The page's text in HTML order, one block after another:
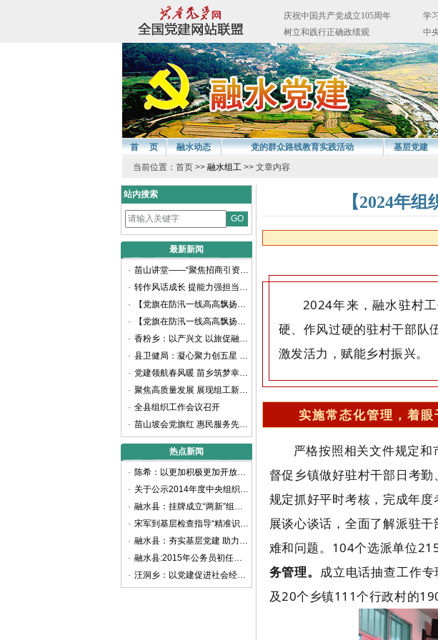
首 页 融水动态 党的群众路线教育实践活动 基层党建
当前位置：首页 >> 融水组工>> 文章内容
站内搜索
最新新闻
·
苗山讲堂——“聚焦招商引资 推动高质量发展”专题讲座顺利举办
·
转作风话成长 提能力强担当——融水苗族自治县召开2025年选调生座谈会
·
【党旗在防汛一线高高飘扬】防汛大考显担当 党员冲锋践初心（二）
·
【党旗在防汛一线高高飘扬】防汛大考显担当 党员冲锋践初心
·
香粉乡：以产兴文 以旅促融 铸牢中华民族共同体意识
·
县卫健局：凝心聚力创五星 党建引领护健康
·
党建领航春风暖 苗乡筑梦幸福长——县人社局以“四轮驱动”奏响惠民强音
·
聚焦高质量发展 展现组工新担当——2024年融水苗族自治县组织工作综述
· 全县组织工作会议召开
·
苗山坡会党旗红 惠民服务先锋行
热点新闻
·
陈希：以更加积极更加开放更加有效的人才政策 聚天下英才而用之
·
关于公示2014年度中央组织部代中央管理党费收支情况的通知
·
融水县：挂牌成立“两新”组织党工委
·
宋军到基层检查指导“精准识别”工作
·
融水县：夯实基层党建 助力精准扶贫
·
融水县:2015年公务员初任培训班开班
·
汪洞乡：以党建促进社会经济快速发展
【2024年
2024年来，融水驻村
硬、作风过硬的驻村干部队
激发活力，赋能乡村振兴。
实施常态化管理，着眼
严格按照相关文件规定和
督促乡镇做好驻村干部日考
规定抓好平时考核，完成年度
展谈心谈话，全面了解派驻
难和问题。104个选派单位
务管理。 成立电话抽查工作
及20个乡镇111个行政村的